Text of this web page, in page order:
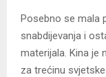
Posebno se mala
snabdijevanja i
materijala. Kina je
za trećinu